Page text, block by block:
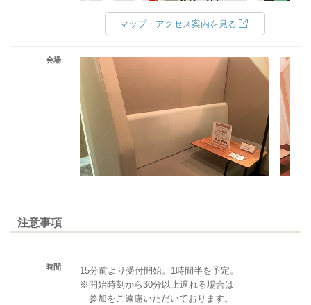
マップ・アクセス案内を見る
会場
注意事項
時間
15分前より受付開始。1時間半を予定。
※開始時刻から30分以上遅れる場合は
参加をご遠慮いただいております。